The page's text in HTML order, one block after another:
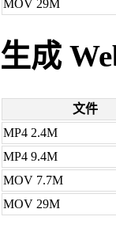
MOV 29M
生成
文件
MP4 2.4M
MP4 9.4M
MOV 7.7M
MOV 29M